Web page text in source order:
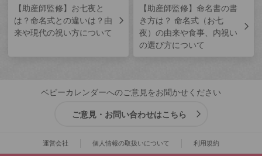
【助産師監修】お七夜と
は？命名式との違いは？由
来や現代の祝い方について
【助産師監修】命名書の書
き方は？ 命名式（お七
夜）の由来や食事、内祝い
の選び方について
ベビーカレンダーへのご意見をお聞かせください
ご意見・お問い合わせはこちら
運営会社 個人情報の取扱いについて 利用規約